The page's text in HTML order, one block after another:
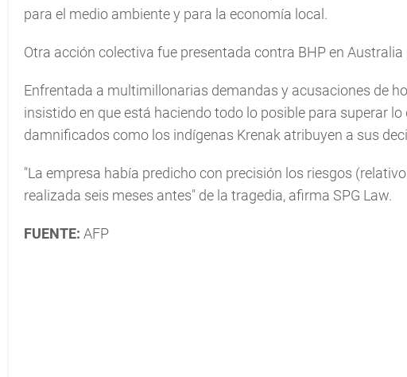
para el medio ambiente y para la economía local.
Otra acción colectiva fue presentada contra BHP en
Enfrentada a multimillonarias demandas y acusaciones de
insistido en que está haciendo todo lo posible para superar
damnificados como los indígenas Krenak atribuyen a sus
"La empresa había predicho con precisión los riesgos
realizada seis meses antes" de la tragedia, afirma SPG Law.
FUENTE: AFP